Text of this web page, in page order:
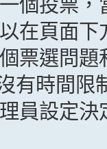
在頁面
票選問
有時間限
員設定決